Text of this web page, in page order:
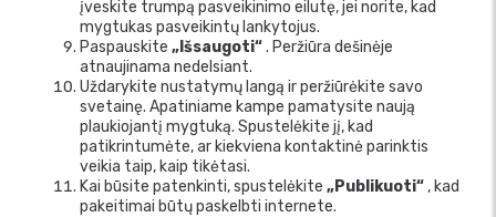
įveskite trumpą pasveikinimo eilutę, jei norite, kad
mygtukas pasveikintų lankytojus.
Paspauskite „Išsaugoti“. Peržiūra dešinėje
atnaujinama nedelsiant.
Uždarykite nustatymų langą ir peržiūrėkite savo
svetainę. Apatiniame kampe pamatysite naują
plaukiojantį mygtuką. Spustelėkite jį, kad
patikrintumėte, ar kiekviena kontaktinė parinktis
veikia taip, kaip tikėtasi.
Kai būsite patenkinti, spustelėkite „Publikuoti“ , kad
pakeitimai būtų paskelbti internete.